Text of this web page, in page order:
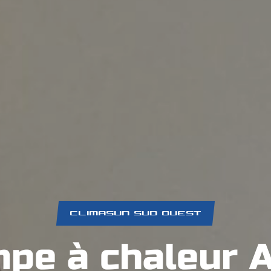
CLIMASUN SUD OUEST
à chaleur